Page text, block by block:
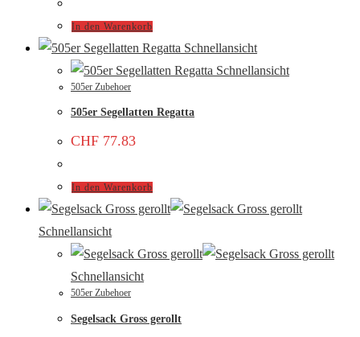
In den Warenkorb
Schnellansicht
Schnellansicht
505er Zubehoer
505er Segellatten Regatta
CHF 77.83
In den Warenkorb
Schnellansicht
Schnellansicht
505er Zubehoer
Segelsack Gross gerollt